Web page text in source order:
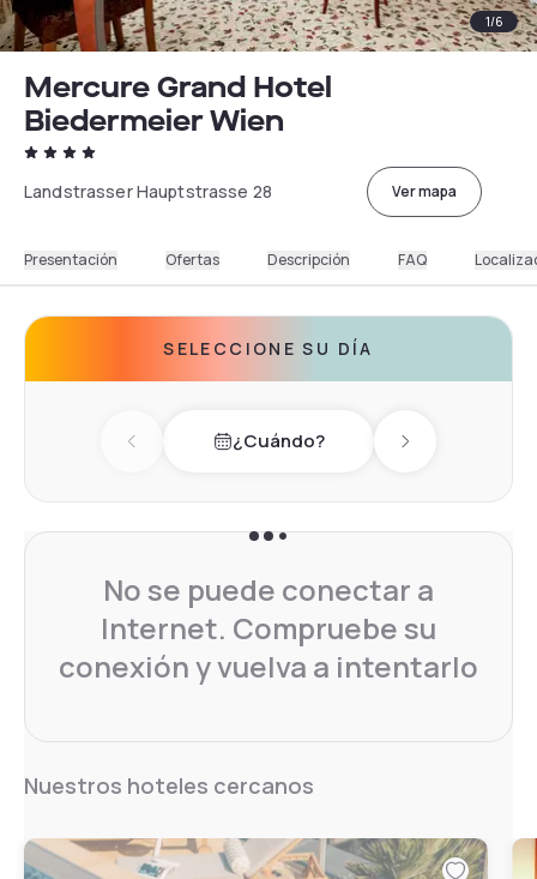
1/6
Mercure Grand Hotel
Biedermeier Wien
Landstrasser Hauptstrasse 28 Ver mapa
Presentación Ofertas Descripción FAQ
SELECCIONE SU DÍA
Previous day¿Cuándo? Next day
No se puede conectar a
Internet. Compruebe su
conexión y vuelva a intentarlo
Nuestros hoteles cercanos